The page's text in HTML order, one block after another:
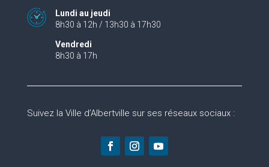
Lundi au jeudi
8h30 à 12h / 13h30 à 17h30
Vendredi
8h30 à 17h
Suivez la Ville d’Albertville sur ses réseaux sociaux :